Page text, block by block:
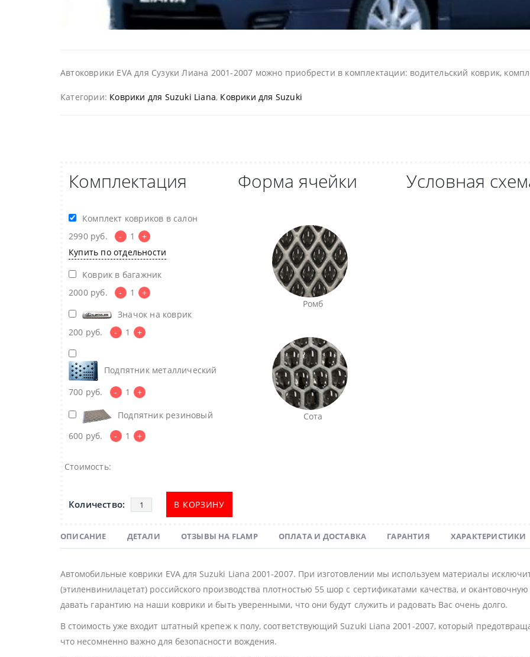
Автоковрики EVA для Сузуки Лиана 2001-2007 можно приобрести в комплектации: водительский коврик,
Категории: Коврики для Suzuki Liana, Коврики для Suzuki
Комплектация
Комплект ковриков в салон
2990 руб. - 1
+
Купить по отдельности
Коврик в багажник
2000 руб. - 1
+
Значок на коврик
200 руб. - 1 +
Подпятник металлический
700 руб. - 1 +
Подпятник резиновый
600 руб. - 1 +
Форма ячейки
Ромб
Сота
Условная
Стоимость:
В КОРЗИНУ
ОПИСАНИЕ ДЕТАЛИ ОТЗЫВЫ НА FLAMP ОПЛАТА И ДОСТАВКА ГАРАНТИЯ ХАРАКТЕРИСТИКИ
Автомобильные коврики EVA для Suzuki Liana 2001-2007. При изготовлении мы используем материалы
(этиленвинилацетат) российского производства плотностью 55 шор с сертификатами качества, и
давать гарантию на наши коврики и быть уверенными, что они будут служить и радовать Вас очень долго.
В стоимость уже входит штатный крепеж к полу, соответствующий Suzuki Liana 2001-2007, который
что несомненно важно для безопасности вождения.